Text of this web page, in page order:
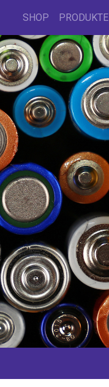
SHOP PRODUKTE